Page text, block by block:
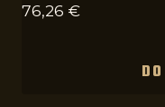
76,26 €